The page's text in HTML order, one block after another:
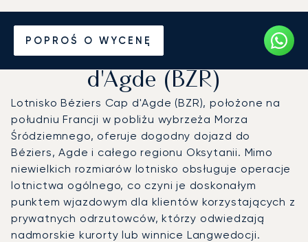
POPROŚ O WYCENĘ
Prywatny odrzutowiec na
Lotnisko Béziers Cap
d'Agde (BZR)
Lotnisko Béziers Cap d'Agde (BZR), położone na
południu Francji w pobliżu wybrzeża Morza
Śródziemnego, oferuje dogodny dojazd do
Béziers, Agde i całego regionu Oksytanii. Mimo
niewielkich rozmiarów lotnisko obsługuje operacje
lotnictwa ogólnego, co czyni je doskonałym
punktem wjazdowym dla klientów korzystających z
prywatnych odrzutowców, którzy odwiedzają
nadmorskie kurorty lub winnice Langwedocji.